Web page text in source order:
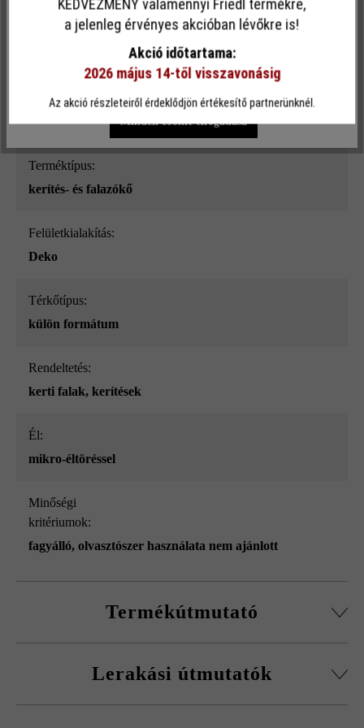
Felületi struktúra:
Szín:
mészkő árnyalt_ModulusPur
Terméktípus:
kerítés- és falazókő
Felületkialakítás:
Deko
Térkőtípus:
külön formátum
Rendeltetés:
kerti falak, kerítések
él:
mikro-éltöréssel
Minőségi
kritériumok:
fagyálló, olvasztószer használata nem ajánlott
Termékútmutató
kövekkel, sarokkő-szettel és fedőlapokkal.
Lerakási útmutatók
Ez a webhely cookie-kat használ, hogy a lehető legjobb
funkcionalitást kínálja Önnek...További információ
Egyéni beállítások Csak funkcionális cookie elfogadása
Minden cookie elfogadása
KEDVEZMÉNY valamennyi Friedl termékre,
a jelenleg érvényes akcióban lévőkre is!
Akció időtartama:
2026 május 14-től visszavonásig
Az akció részleteiről érdeklődjön értékesítő partnerünknél.